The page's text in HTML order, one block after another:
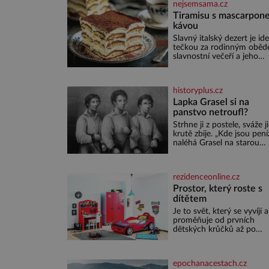
nejsemsama.cz
Tiramisu s
kávou
Slavný italský dezert je
tečkou za rodinným
slavnostní večeří a jeho
vejce 80 g cukru 200 g
cukrářských piškotů 250 ml
silné kávy 2 lžíce amaretta
kakao na posypání Postup:
Oddělte žloutky od bílků.
Žloutky vyšlehejte s
do světlé pěny a postupně
historyplus.cz
Lapka Grasel si na
panstvo netroufl?
Strhne ji z postele, sváže
krutě zbije. „Kde jsou
naléhá Grasel na starou
spokojí se lupič s několika
měďáky a štůčky látky.
Zraněná žena pár dní nato
umírá. Je to muž nebývale
krutý. Jeho činy budí hrůzu
ještě dlouho po jeho smrti
rezidenceonline.cz
Prostor, který roste s
dítětem
Je to svět, který se vyvíjí a
proměňuje od prvních
dětských krůčků až po
odpočinek a reaguje na
epochanacestach.cz